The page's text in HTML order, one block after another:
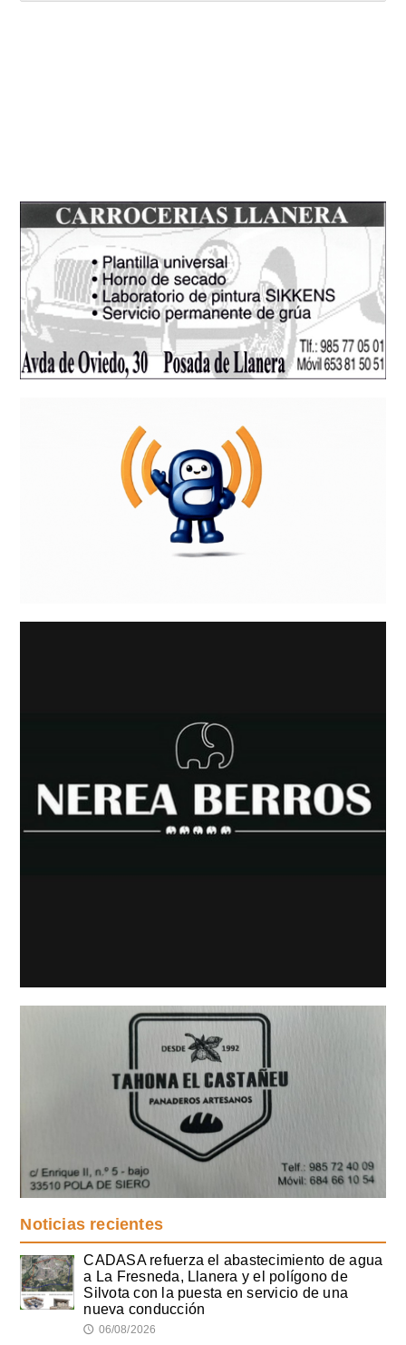
Noticias recientes
CADASA refuerza el abastecimiento de agua
a La Fresneda, Llanera y el polígono de
Silvota con la puesta en servicio de una
nueva conducción
🕔 06/08/2026